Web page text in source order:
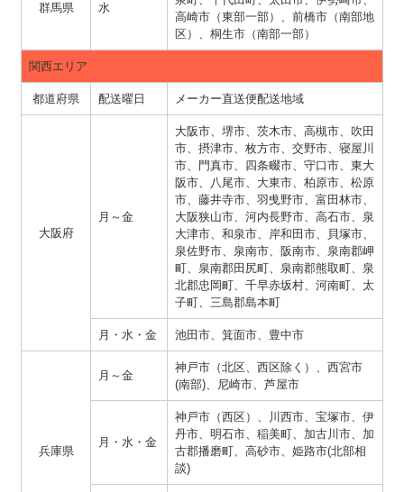
群馬県 水
高崎市（東部一部）、前橋市（南部地
区）、桐生市（南部一部）
関西エリア
都道府県 配送曜日 メーカー直送便配送地域
大阪府
月～金
大阪市、堺市、茨木市、高槻市、吹田
市、摂津市、枚方市、交野市、寝屋川
市、門真市、四条畷市、守口市、東大
阪市、八尾市、大東市、柏原市、松原
市、藤井寺市、羽曵野市、富田林市、
大阪狭山市、河内長野市、高石市、泉
大津市、和泉市、岸和田市、貝塚市、
泉佐野市、泉南市、阪南市、泉南郡岬
町、泉南郡田尻町、泉南郡熊取町、泉
北郡忠岡町、千早赤坂村、河南町、太
子町、三島郡島本町
月・水・金 池田市、箕面市、豊中市
兵庫県
月～金
神戸市（北区、西区除く）、西宮市
(南部)、尼崎市、芦屋市
月・水・金
神戸市（西区）、川西市、宝塚市、伊
丹市、明石市、稲美町、加古川市、加
古郡播磨町、高砂市、姫路市(北部相
談)